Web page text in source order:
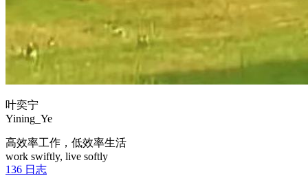
叶奕宁
Yining_Ye
高效率工作，低效率生活
work swiftly, live softly
136 日志